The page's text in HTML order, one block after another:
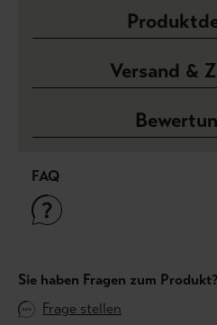
Versand &
FAQ
Sie haben Fragen zum Produkt?
Frage stellen